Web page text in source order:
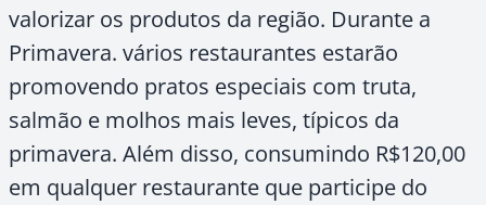
valorizar os produtos da região. Durante a
Primavera. vários restaurantes estarão
promovendo pratos especiais com truta,
salmão e molhos mais leves, típicos da
primavera. Além disso, consumindo R$120,00
em qualquer restaurante que participe do